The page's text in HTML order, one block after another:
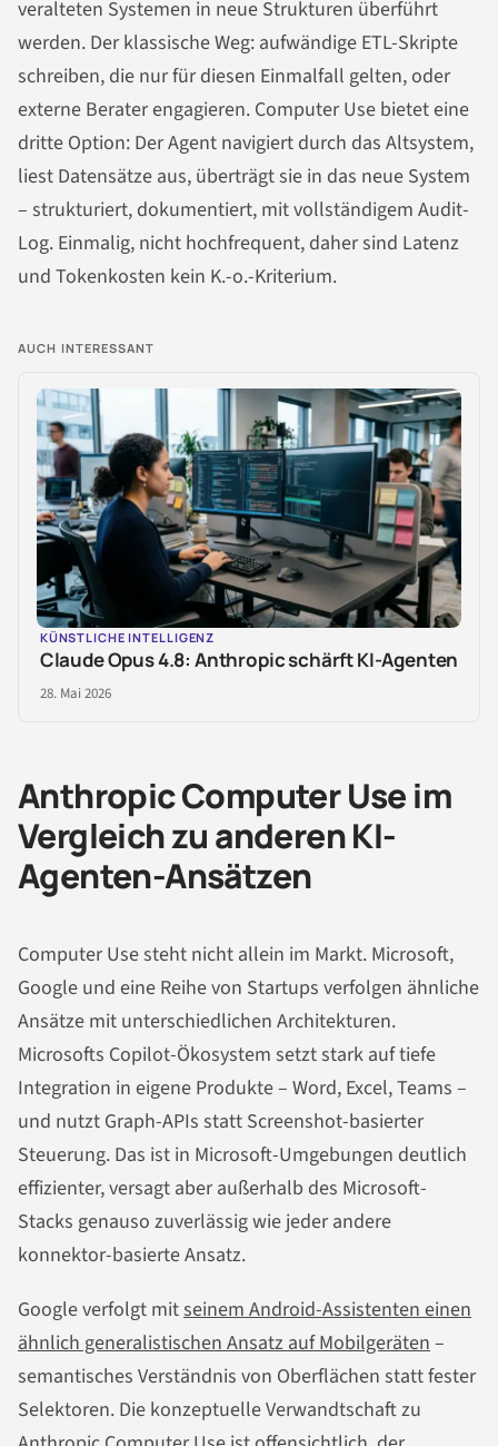
veralteten Systemen in neue Strukturen überführt
werden. Der klassische Weg: aufwändige ETL-Skripte
schreiben, die nur für diesen Einmalfall gelten, oder
externe Berater engagieren. Computer Use bietet eine
dritte Option: Der Agent navigiert durch das Altsystem,
liest Datensätze aus, überträgt sie in das neue System
– strukturiert, dokumentiert, mit vollständigem Audit-
Log. Einmalig, nicht hochfrequent, daher sind Latenz
und Tokenkosten kein K.-o.-Kriterium.
AUCH INTERESSANT
KÜNSTLICHE INTELLIGENZ
Claude Opus 4.8: Anthropic schärft KI-Agenten
28. Mai 2026
Anthropic Computer Use im
Vergleich zu anderen KI-
Agenten-Ansätzen
Computer Use steht nicht allein im Markt. Microsoft,
Google und eine Reihe von Startups verfolgen ähnliche
Ansätze mit unterschiedlichen Architekturen.
Microsofts Copilot-Ökosystem setzt stark auf tiefe
Integration in eigene Produkte – Word, Excel, Teams –
und nutzt Graph-APIs statt Screenshot-basierter
Steuerung. Das ist in Microsoft-Umgebungen deutlich
effizienter, versagt aber außerhalb des Microsoft-
Stacks genauso zuverlässig wie jeder andere
konnektor-basierte Ansatz.
Google verfolgt mitseinem Android-Assistenten einen
ähnlich generalistischen Ansatz auf Mobilgeräten–
semantisches Verständnis von Oberflächen statt fester
Selektoren. Die konzeptuelle Verwandtschaft zu